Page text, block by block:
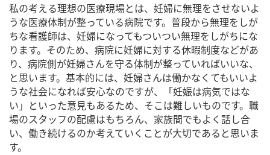
私の考える理想の医療現場とは、妊婦に無理をさせないよ
うな医療体制が整っている病院です。普段から無理をしが
ちな看護師は、妊婦になってもついつい無理をしがちにな
ります。そのため、病院に妊婦に対する休暇制度などがあ
り、病院側が妊婦さんを守る体制が整っていればいいな、
と思います。基本的には、妊婦さんは働かなくてもいいよ
うな社会になれば安心なのですが、「妊娠は病気ではな
い」といった意見もあるため、そこは難しいものです。職
場のスタッフの配慮はもちろん、家族間でもよく話し合
い、働き続けるのか考えていくことが大切であると思いま
す。